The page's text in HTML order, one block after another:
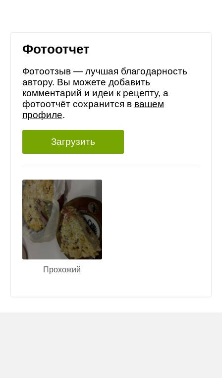
Фотоотчет
Фотоотзыв — лучшая благодарность
автору. Вы можете добавить
комментарий и идеи к рецепту, а
фотоотчёт сохранится в вашем
профиле.
Загрузить
Прохожий